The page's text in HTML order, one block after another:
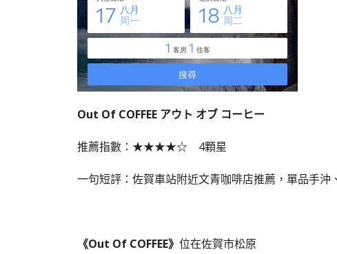
Out Of COFFEE アウト オブ コーヒー
推薦指數：★★★★☆ 4顆星
一句短評：佐賀車站附近文青咖啡店推薦，單品手沖
《Out Of COFFEE》 位在佐賀市松原